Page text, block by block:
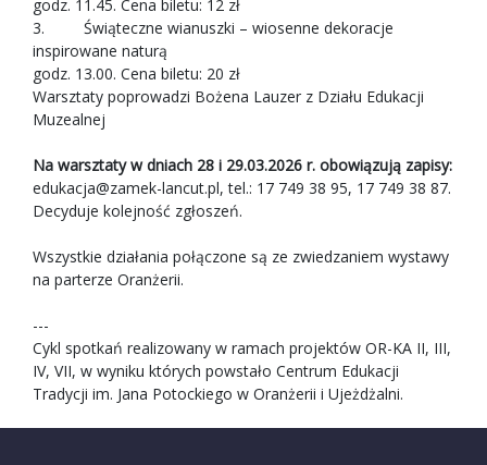
godz. 11.45. Cena biletu: 12 zł
3. Świąteczne wianuszki – wiosenne dekoracje
inspirowane naturą
godz. 13.00. Cena biletu: 20 zł
Warsztaty poprowadzi Bożena Lauzer z Działu Edukacji
Muzealnej
Na warsztaty w dniach 28 i 29.03.2026 r. obowiązują zapisy:
edukacja@zamek-lancut.pl, tel.: 17 749 38 95, 17 749 38 87.
Decyduje kolejność zgłoszeń.
Wszystkie działania połączone są ze zwiedzaniem wystawy
na parterze Oranżerii.
---
Cykl spotkań realizowany w ramach projektów OR-KA II, III,
IV, VII, w wyniku których powstało Centrum Edukacji
Tradycji im. Jana Potockiego w Oranżerii i Ujeżdżalni.